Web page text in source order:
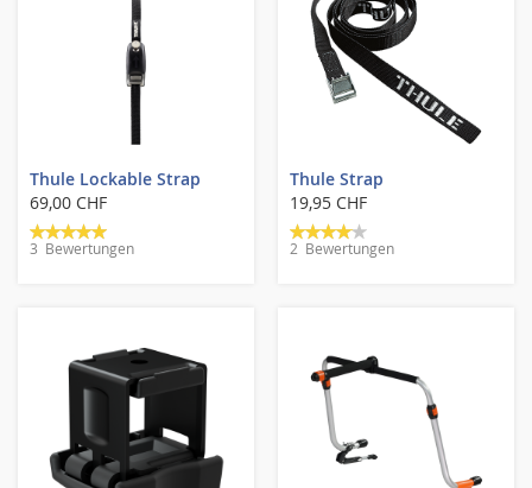
Thule Lockable Strap
69,00 CHF
Bewertung:
100%
3 Bewertungen
Thule Strap
19,95 CHF
Bewertung:
80%
2 Bewertungen